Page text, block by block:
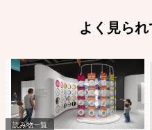
よく見ら
読み物一覧